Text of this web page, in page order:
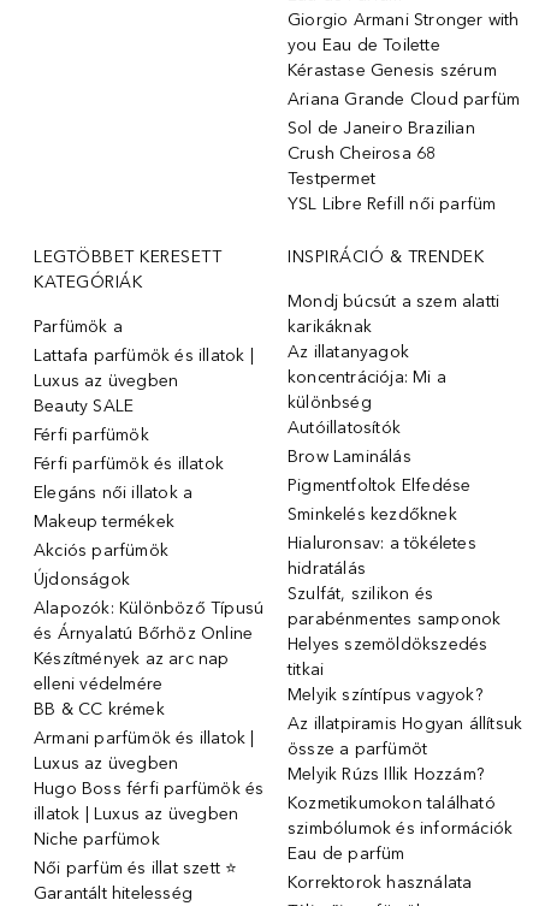
Giorgio Armani Stronger with
you Eau de Toilette
Kérastase Genesis szérum
Ariana Grande Cloud parfüm
Sol de Janeiro Brazilian
Crush Cheirosa 68
Testpermet
YSL Libre Refill női parfüm
LEGTÖBBET KERESETT
KATEGÓRIÁK
Parfümök ️a
Lattafa parfümök és illatok |
Luxus az üvegben
Beauty SALE
Férfi parfümök
Férfi parfümök és illatok
Elegáns női illatok ️a
Makeup termékek
Akciós parfümök
Újdonságok
Alapozók: Különböző Típusú
és Árnyalatú Bőrhöz Online
Készítmények az arc nap
elleni védelmére
BB & CC krémek
Armani parfümök és illatok |
Luxus az üvegben
Hugo Boss férfi parfümök és
illatok | Luxus az üvegben
Niche parfümok
Női parfüm és illat szett ⭐
Garantált hitelesség
INSPIRÁCIÓ & TRENDEK
Mondj búcsút a szem alatti
karikáknak
Az illatanyagok
koncentrációja: Mi a
különbség
Autóillatosítók
Brow Laminálás
Pigmentfoltok Elfedése
Sminkelés kezdőknek
Hialuronsav: a tökéletes
hidratálás
Szulfát, szilikon és
parabénmentes samponok
Helyes szemöldökszedés
titkai
Melyik színtípus vagyok?
Az illatpiramis Hogyan állítsuk
össze a parfümöt
Melyik Rúzs Illik Hozzám?
Kozmetikumokon található
szimbólumok és információk
Eau de parfüm
Korrektorok használata